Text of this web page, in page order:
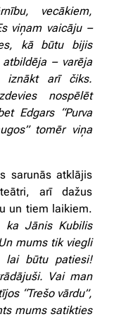
vecākiem,
viņam vaicāju –
kā būtu bijis
– varēja
iznākt arī čiks.
nospēlēt
Edgars “Purva
tomēr viņa
sarunās atklājis
arī dažus
un tiem laikiem.
ka Jānis Kubilis
mums tik viegli
lai būtu patiesi!
Vai man
“Trešo vārdu”,
mums satikties